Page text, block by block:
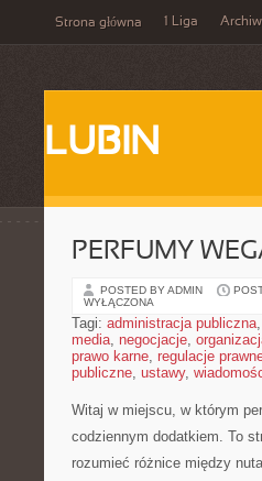
Strona główna 1 Liga
LUBIN
PERFUMY
POSTED BY ADMIN
WYŁĄCZONA
Tagi: administracja publiczna,
media, negocjacje,
prawo karne, regulacje
publiczne, ustawy,
Witaj w miejscu, w którym
codziennym dodatkiem. To
rozumieć różnice między